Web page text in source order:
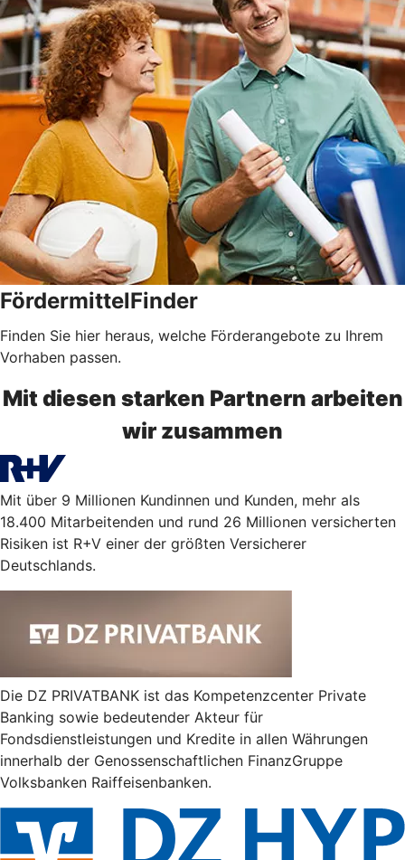
FördermittelFinder
Finden Sie hier heraus, welche Förderangebote zu Ihrem
Vorhaben passen.
Mit diesen starken Partnern arbeiten
wir zusammen
Mit über 9 Millionen Kundinnen und Kunden, mehr als
18.400 Mitarbeitenden und rund 26 Millionen versicherten
Risiken ist R+V einer der größten Versicherer
Deutschlands.
Die DZ PRIVATBANK ist das Kompetenzcenter Private
Banking sowie bedeutender Akteur für
Fondsdienstleistungen und Kredite in allen Währungen
innerhalb der Genossenschaftlichen FinanzGruppe
Volksbanken Raiffeisenbanken.